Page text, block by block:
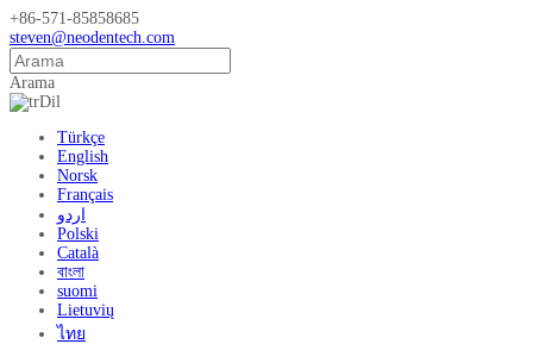
+86-571-85858685
steven@neodentech.com
Arama
Dil
Türkçe
English
Norsk
Français
اردو
Polski
Català
বাংলা
suomi
Lietuvių
ไทย